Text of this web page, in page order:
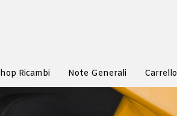
Ricambi Note Generali Carrello